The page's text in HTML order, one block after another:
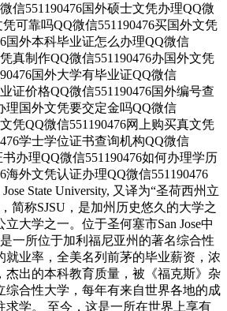
信551190476国外硕士文凭办理QQ微
可靠吗QQ微信551190476买国外文凭
国外本科毕业证怎么办理QQ微信
真制作QQ微信551190476办国外文凭
国外大学有毕业证QQ微信
证价格QQ微信551190476国外编号查
理国外文凭要交定金吗QQ微信
凭QQ微信551190476网上购买真文凭
学士学位证书查询机构QQ微信
书办理QQ微信551190476如何办理学历
海外文凭认证办理QQ微信551190476
State University, 又译为“圣荷西州立
简称SJSU，是加州历史悠久的大学之
大学之一。位于圣何塞市San Jose中
一所位于加利福尼亚州的著名综合性
就业率，全美名列前茅的毕业薪资，浓
杰出的本科教育质量，被《福克斯》杂
综合性大学，每年有来自世界各地的成
求学。 至今，这是一所在世界上享有